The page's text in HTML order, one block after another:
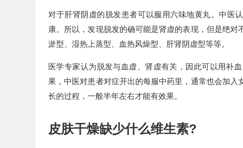
对于肝肾阴虚的脱发患者可以服用六味地黄丸。中医
康。所以，发现脱发的确可能是肾虚的表现，但是绝
淤型、湿热上蒸型、血热风燥型、肝肾阴虚型等等。
医学专家认为脱发与血虚、肾虚有关，因此可以用补
果，中医对患者对症开出的每服中药里，通常也会加
长的过程，一般半年左右才能有效果。
皮肤干燥缺少什么维生素?